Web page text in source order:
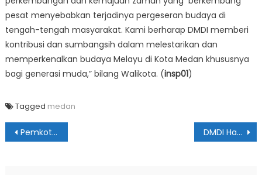
pesat menyebabkan terjadinya pergeseran budaya di
tengah-tengah masyarakat. Kami berharap DMDI memberi
kontribusi dan sumbangsih dalam melestarikan dan
memperkenalkan budaya Melayu di Kota Medan khususnya
bagi generasi muda,” bilang Walikota. (insp01)
Tagged medan
Navigasi
Pemkot Medan & Baznas Salurkan Zakat Kepada Warga Korban Kebakaran DMDI Harus Menjaga, Merawat & Mengembangkan Kebudayaan Melayu